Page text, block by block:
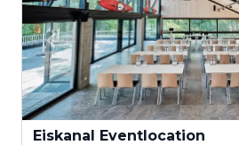
Eiskanal Eventlocation